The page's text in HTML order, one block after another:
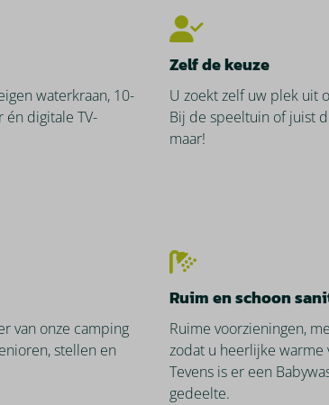
waterkraan, 10-
digitale TV-
Zelf de keuze
U zoekt zelf uw plek uit
Bij de speeltuin of juist
maar!
van onze camping
stellen en
Ruim en schoon
Ruime voorzieningen,
zodat u heerlijke
Tevens is er een
gedeelte.